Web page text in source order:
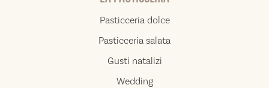
Pasticceria dolce
Pasticceria salata
Gusti natalizi
Wedding